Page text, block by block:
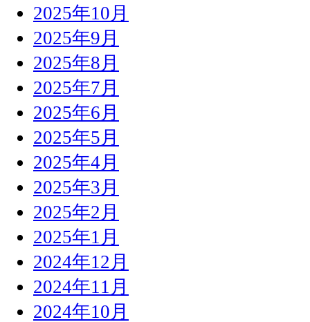
2025年10月
2025年9月
2025年8月
2025年7月
2025年6月
2025年5月
2025年4月
2025年3月
2025年2月
2025年1月
2024年12月
2024年11月
2024年10月